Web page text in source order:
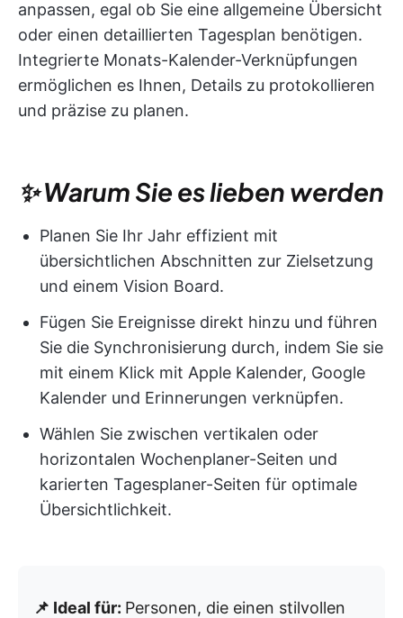
anpassen, egal ob Sie eine allgemeine Übersicht
oder einen detaillierten Tagesplan benötigen.
Integrierte Monats-Kalender-Verknüpfungen
ermöglichen es Ihnen, Details zu protokollieren
und präzise zu planen.
✨ Warum Sie es lieben werden
Planen Sie Ihr Jahr effizient mit
übersichtlichen Abschnitten zur Zielsetzung
und einem Vision Board.
Fügen Sie Ereignisse direkt hinzu und führen
Sie die Synchronisierung durch, indem Sie sie
mit einem Klick mit Apple Kalender, Google
Kalender und Erinnerungen verknüpfen.
Wählen Sie zwischen vertikalen oder
horizontalen Wochenplaner-Seiten und
karierten Tagesplaner-Seiten für optimale
Übersichtlichkeit.
📌 Ideal für: Personen, die einen stilvollen